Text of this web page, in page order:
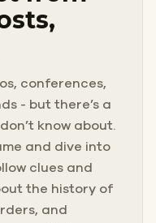
conferences,
- but there’s a
know about.
and dive into
clues and
the history of
and